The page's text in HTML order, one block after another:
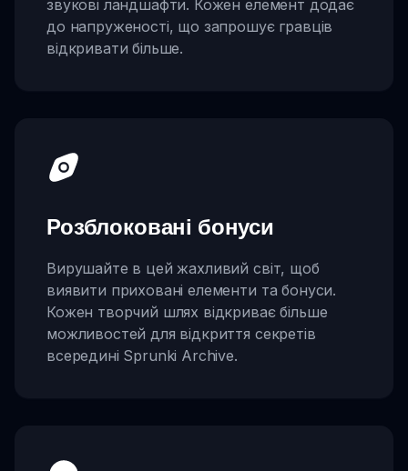
звукові ландшафти. Кожен елемент додає
до напруженості, що запрошує гравців
відкривати більше.
Розблоковані бонуси
Вирушайте в цей жахливий світ, щоб
виявити приховані елементи та бонуси.
Кожен творчий шлях відкриває більше
можливостей для відкриття секретів
всередині Sprunki Archive.